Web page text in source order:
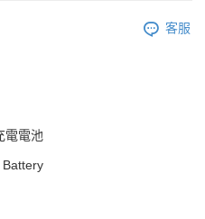
客服
電電池
Battery